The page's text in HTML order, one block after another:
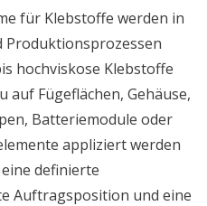
für Klebstoffe werden in
hochviskose Klebstoffe
Fügeflächen, Gehäuse,
Batteriemodule oder
appliziert werden
definierte
Auftragsposition und eine